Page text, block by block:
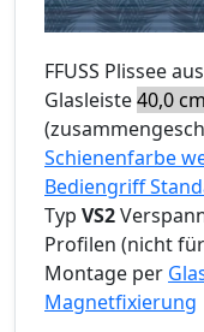
FFUSS Plissee
Glasleiste40,0
Schienenfarbe
Bediengriff
Typ VS2
Profilen (nicht
Montage per
Magnetfixierung